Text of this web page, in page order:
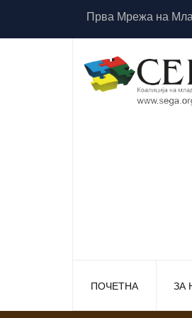
Прва Мрежа на
ПОЧЕТНА ЗА